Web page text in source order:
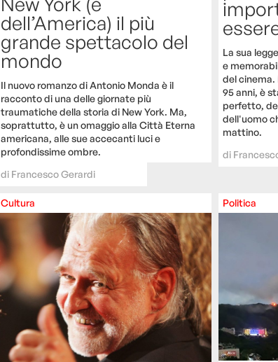
dell’America) il più
grande spettacolo del
mondo
Il nuovo romanzo di Antonio Monda è il
racconto di una delle giornate più
traumatiche della storia di New York. Ma,
soprattutto, è un omaggio alla Città Eterna
americana, alle sue accecanti luci e
profondissime ombre.
di Francesco Gerardi
La sua
e
del cinema.
95 anni, è
perfetto,
dell'uomo
mattino.
di
Cultura Politica